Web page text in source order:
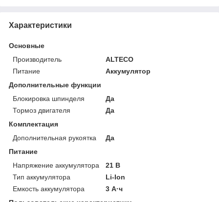
Характеристики
Основные
Производитель
ALTECO
Питание
Аккумулятор
Дополнительные функции
Блокировка шпинделя
Да
Тормоз двигателя
Да
Комплектация
Дополнительная рукоятка
Да
Питание
Напряжение аккумулятора
21 В
Тип аккумулятора
Li-Ion
Емкость аккумулятора
3 А·ч